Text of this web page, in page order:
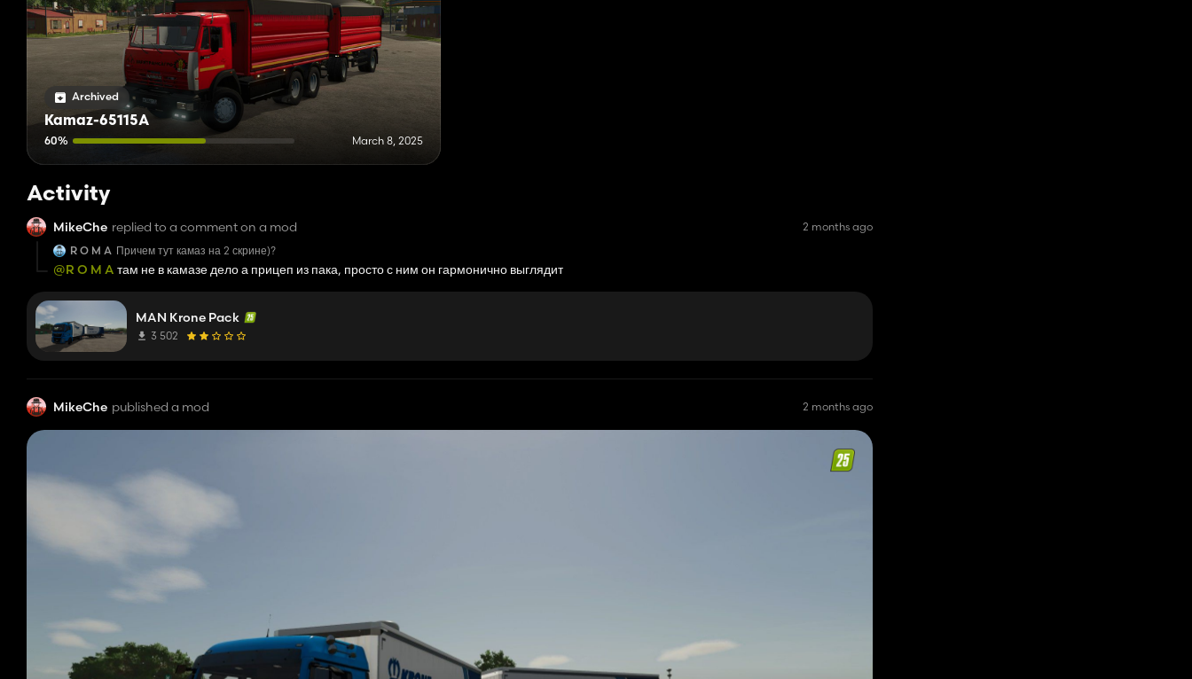
Archived
Kamaz-65115A
60% March 8, 2025
Activity
MikeChe replied to a comment on a mod
2 months ago
R O M A Причем тут камаз на 2 скрине)?
@R O M A там не в камазе дело а прицеп из пака, просто с ним он гармонично выглядит
MAN Krone Pack
3 502
MikeChe published a mod 2 months ago